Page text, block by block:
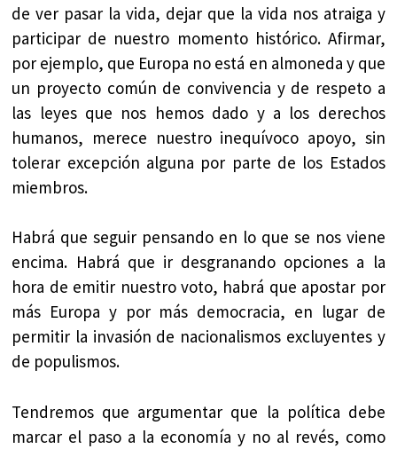
de ver pasar la vida, dejar que la vida nos atraiga y
participar de nuestro momento histórico. Afirmar,
por ejemplo, que Europa no está en almoneda y que
un proyecto común de convivencia y de respeto a
las leyes que nos hemos dado y a los derechos
humanos, merece nuestro inequívoco apoyo, sin
tolerar excepción alguna por parte de los Estados
miembros.
Habrá que seguir pensando en lo que se nos viene
encima. Habrá que ir desgranando opciones a la
hora de emitir nuestro voto, habrá que apostar por
más Europa y por más democracia, en lugar de
permitir la invasión de nacionalismos excluyentes y
de populismos.
Tendremos que argumentar que la política debe
marcar el paso a la economía y no al revés, como